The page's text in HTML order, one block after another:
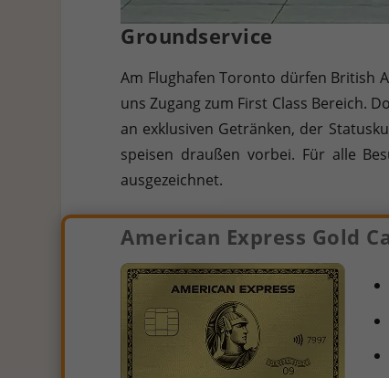
Groundservice
Am Flughafen Toronto dürfen British
uns Zugang zum First Class Bereich.
an exklusiven Getränken, der
speisen draußen vorbei. Für alle
ausgezeichnet.
American Express Gold